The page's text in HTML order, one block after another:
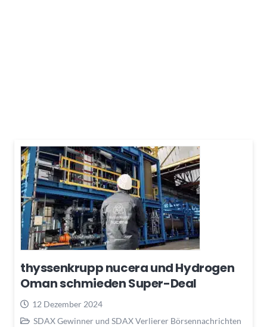
thyssenkrupp nucera und Hydrogen
Oman schmieden Super-Deal
12 Dezember 2024
SDAX Gewinner und SDAX Verlierer Börsennachrichten